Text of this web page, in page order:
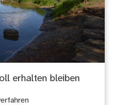
erhalten bleiben